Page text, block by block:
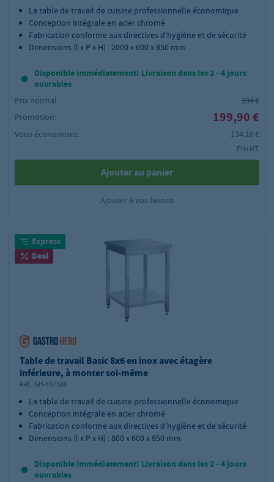
La table de travail de cuisine professionnelle économique
Conception intégrale en acier chromé
Fabrication conforme aux directives d'hygiène et de sécurité
Dimensions (l x P x H) : 2000 x 600 x 850 mm
Disponible immédiatement! Livraison dans les 2 - 4 jours
ouvrables
Prix normal:
334 €
Promotion:
199,90 €
Vous économisez: 134,10 €
Prix HT,
Ajouter au panier
Ajouter à vos favoris
Express
Deal
Table de travail Basic 8x6 en inox avec étagère
inférieure, à monter soi-même
Réf.: GH-YATS86
La table de travail de cuisine professionnelle économique
Conception intégrale en acier chromé
Fabrication conforme aux directives d'hygiène et de sécurité
Dimensions (l x P x H) : 800 x 600 x 850 mm
Disponible immédiatement! Livraison dans les 2 - 4 jours
ouvrables